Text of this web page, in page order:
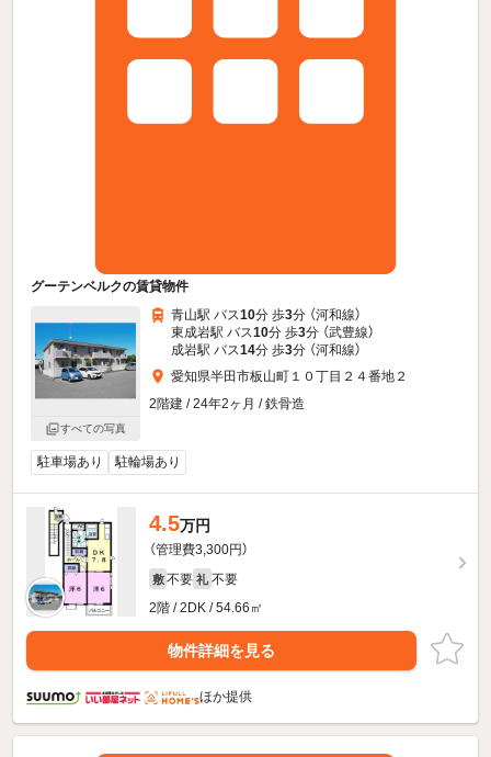
グーテンベルクの賃貸物件
すべての写真
青山駅 バス10分 歩3分 （河和線）
東成岩駅 バス10分 歩3分 （武豊線）
成岩駅 バス14分 歩3分 （河和線）
愛知県半田市板山町１０丁目２４番地２
2階建 / 24年2ヶ月 / 鉄骨造
駐車場あり 駐輪場あり
4.5万円
（管理費3,300円）
敷 不要 礼 不要
2階 / 2DK / 54.66㎡
物件詳細を見る
ほか提供